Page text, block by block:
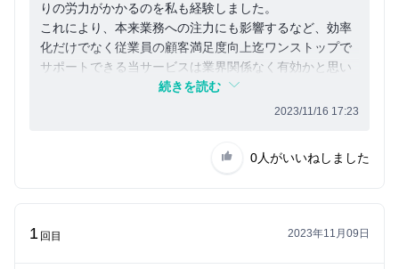
りの労力がかかるのを私も経験しました。
これにより、本来業務への注力にも影響するなど、効率
化だけでなく従業員の顧客満足度向上迄ワンストップで
サポートできる当サービスは業界関係なく有効かと思い
続きを読む
2023/11/16 17:23
0人がいいねしました
1 回目 2023年11月09日